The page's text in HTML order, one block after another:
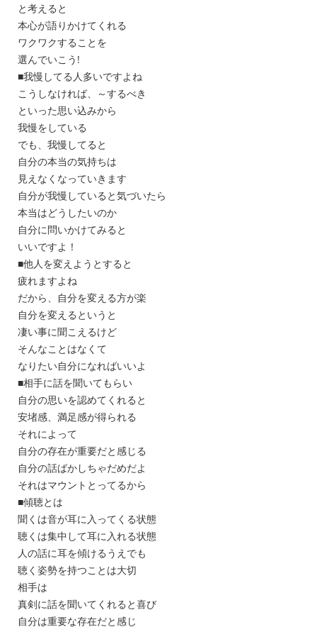
と考えると
本心が語りかけてくれる
ワクワクすることを
選んでいこう!
■我慢してる人多いですよね
こうしなければ、～するべき
といった思い込みから
我慢をしている
でも、我慢してると
自分の本当の気持ちは
見えなくなっていきます
自分が我慢していると気づいたら
本当はどうしたいのか
自分に問いかけてみると
いいですよ！
■他人を変えようとすると
疲れますよね
だから、自分を変える方が楽
自分を変えるというと
凄い事に聞こえるけど
そんなことはなくて
なりたい自分になればいいよ
■相手に話を聞いてもらい
自分の思いを認めてくれると
安堵感、満足感が得られる
それによって
自分の存在が重要だと感じる
自分の話ばかしちゃだめだよ
それはマウントとってるから
■傾聴とは
聞くは音が耳に入ってくる状態
聴くは集中して耳に入れる状態
人の話に耳を傾けるうえでも
聴く姿勢を持つことは大切
相手は
真剣に話を聞いてくれると喜び
自分は重要な存在だと感じ